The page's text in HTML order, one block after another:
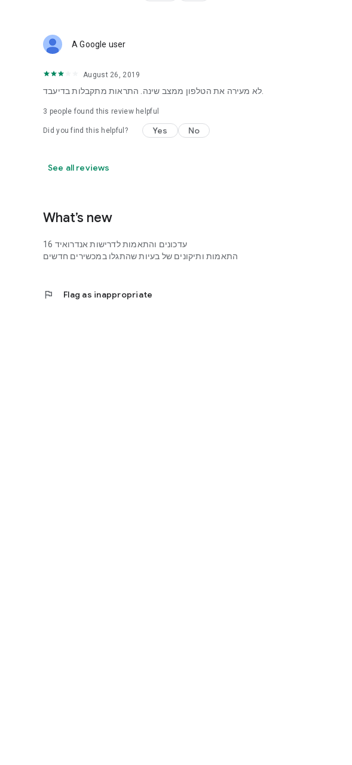
A Google user
August 26, 2019
3 people found this review helpful
Did you find this helpful? Yes No
See all reviews
What’s new
עדכונים והתאמות לדרישות אנדרואיד 16
התאמות ותיקונים של בעיות שהתגלו במכשירים חדשים
flag Flag as inappropriate